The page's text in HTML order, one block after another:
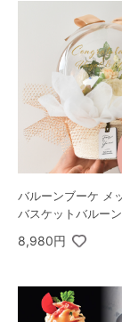
バルーンブーケ メ
バスケットバルー
8,980円